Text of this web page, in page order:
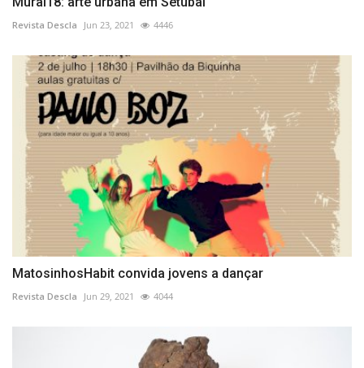
Revista Descla Jun 23, 2021 4446
MatosinhosHabit convida jovens a dançar
Revista Descla Jun 29, 2021 4044